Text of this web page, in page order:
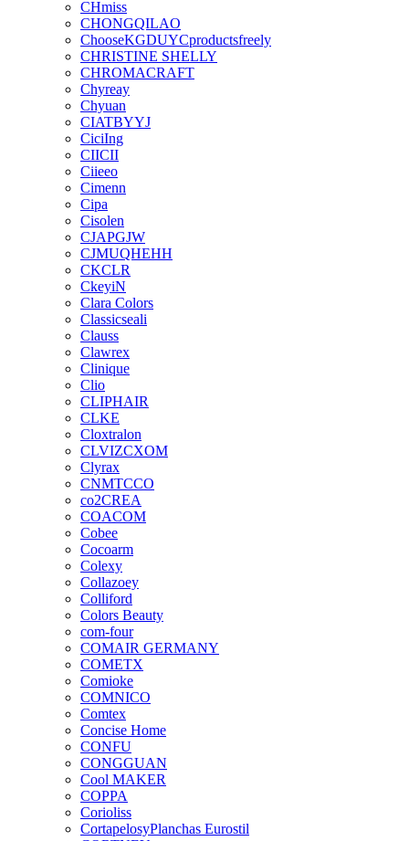
CHmiss
CHONGQILAO
ChooseKGDUYCproductsfreely
CHRISTINE SHELLY
CHROMACRAFT
Chyreay
Chyuan
CIATBYYJ
CiciIng
CIICII
Ciieeo
Cimenn
Cipa
Cisolen
CJAPGJW
CJMUQHEHH
CKCLR
CkeyiN
Clara Colors
Classicseali
Clauss
Clawrex
Clinique
Clio
CLIPHAIR
CLKE
Cloxtralon
CLVIZCXOM
Clyrax
CNMTCCO
co2CREA
COACOM
Cobee
Cocoarm
Colexy
Collazoey
Colliford
Colors Beauty
com-four
COMAIR GERMANY
COMETX
Comioke
COMNICO
Comtex
Concise Home
CONFU
CONGGUAN
Cool MAKER
COPPA
Corioliss
CortapelosyPlanchas Eurostil